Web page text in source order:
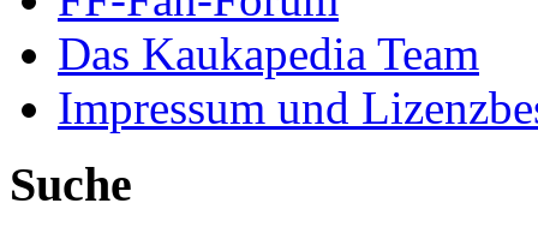
Das Kaukapedia Team
Impressum und
Suche